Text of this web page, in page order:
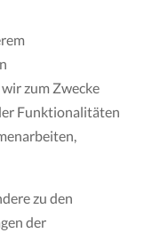
zum Zwecke
Funktionalitäten
zu den
der